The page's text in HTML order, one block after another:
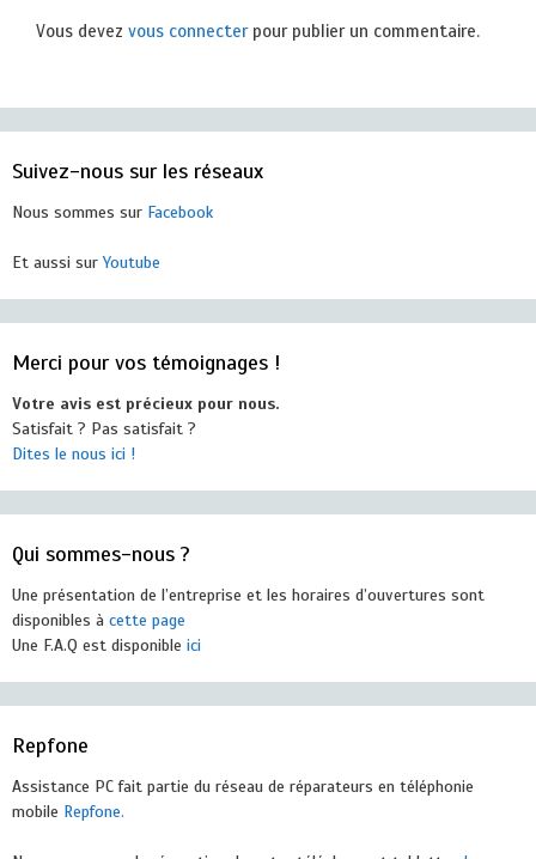
Vous devez vous connecterpour publier un commentaire.
Suivez-nous sur les réseaux
Nous sommes sur Facebook
Et aussi surYoutube
Merci pour vos témoignages !
Votre avis est précieux pour nous.
Satisfait ? Pas satisfait ?
Dites le nous ici !
Qui sommes-nous ?
Une présentation de l’entreprise et les horaires d’ouvertures sont
disponibles à cette page
Une F.A.Q est disponible ici
Repfone
Assistance PC fait partie du réseau de réparateurs en téléphonie
mobile Repfone.